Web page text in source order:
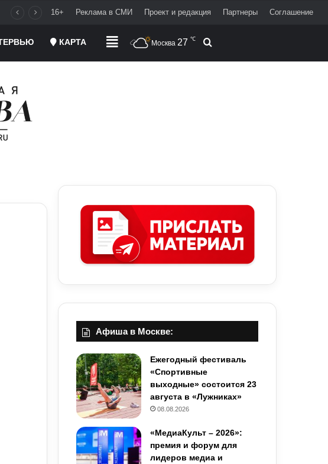
16+ Реклама в СМИ Проект и редакция Партнеры Соглашение
КАРТА РАЗДЕЛЫМосква 27 ℃
Афиша в Москве:
Ежегодный фестиваль
«Спортивные
выходные» состоится 23
августа в «Лужниках»
08.08.2026
«МедиаКульт – 2026»:
премия и форум для
лидеров медиа и